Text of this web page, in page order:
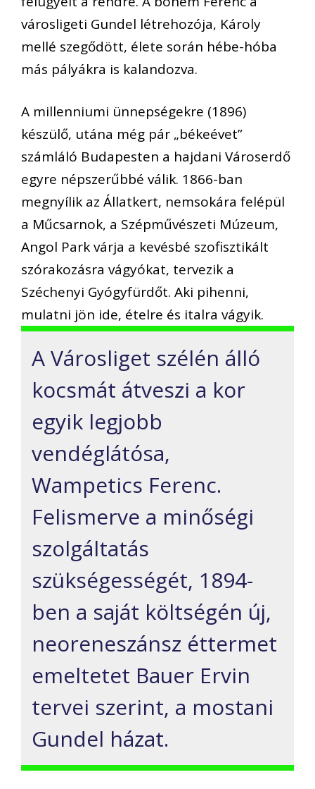
városligeti Gundel létrehozója, Károly
mellé szegődött, élete során hébe-hóba
más pályákra is kalandozva.
A millenniumi ünnepségekre (1896)
készülő, utána még pár „békeévet”
számláló Budapesten a hajdani Városerdő
egyre népszerűbbé válik. 1866-ban
megnyílik az Állatkert, nemsokára felépül
a Műcsarnok, a Szépművészeti Múzeum,
Angol Park várja a kevésbé szofisztikált
szórakozásra vágyókat, tervezik a
Széchenyi Gyógyfürdőt. Aki pihenni,
mulatni jön ide, ételre és italra vágyik.
A Városliget szélén álló
kocsmát átveszi a kor
egyik legjobb
vendéglátósa,
Wampetics Ferenc.
Felismerve a minőségi
szolgáltatás
szükségességét, 1894-
ben a saját költségén új,
neoreneszánsz éttermet
emeltetet Bauer Ervin
tervei szerint, a mostani
Gundel házat.